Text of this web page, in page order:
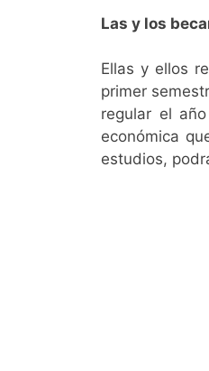
Las y los
Ellas y ellos
primer
regular el
económica
estudios,